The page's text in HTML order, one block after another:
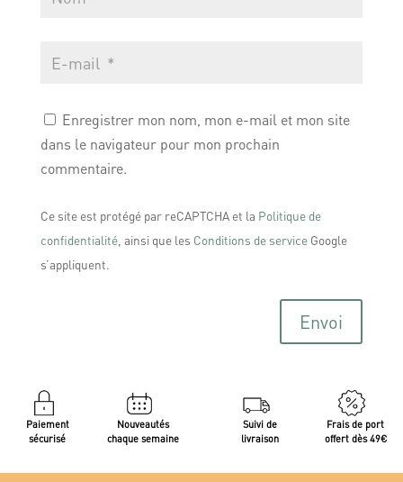
Enregistrer mon nom, mon e-mail et mon site
dans le navigateur pour mon prochain
commentaire.
Ce site est protégé par reCAPTCHA et la Politique de
confidentialité, ainsi que les Conditions de serviceGoogle
s’appliquent.
Envoi
Paiement
sécurisé
Nouveautés
chaque semaine
Suivi de
livraison
Frais de port
offert dès 49€